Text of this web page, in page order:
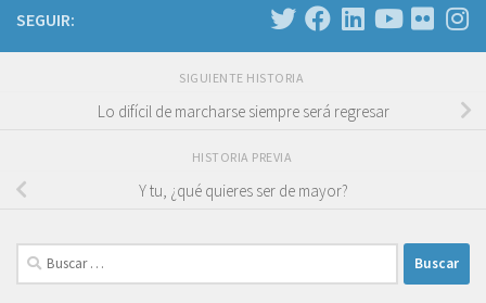
SEGUIR:
SIGUIENTE HISTORIA
Lo difícil de marcharse siempre será regresar
HISTORIA PREVIA
Y tu, ¿qué quieres ser de mayor?
Buscar: